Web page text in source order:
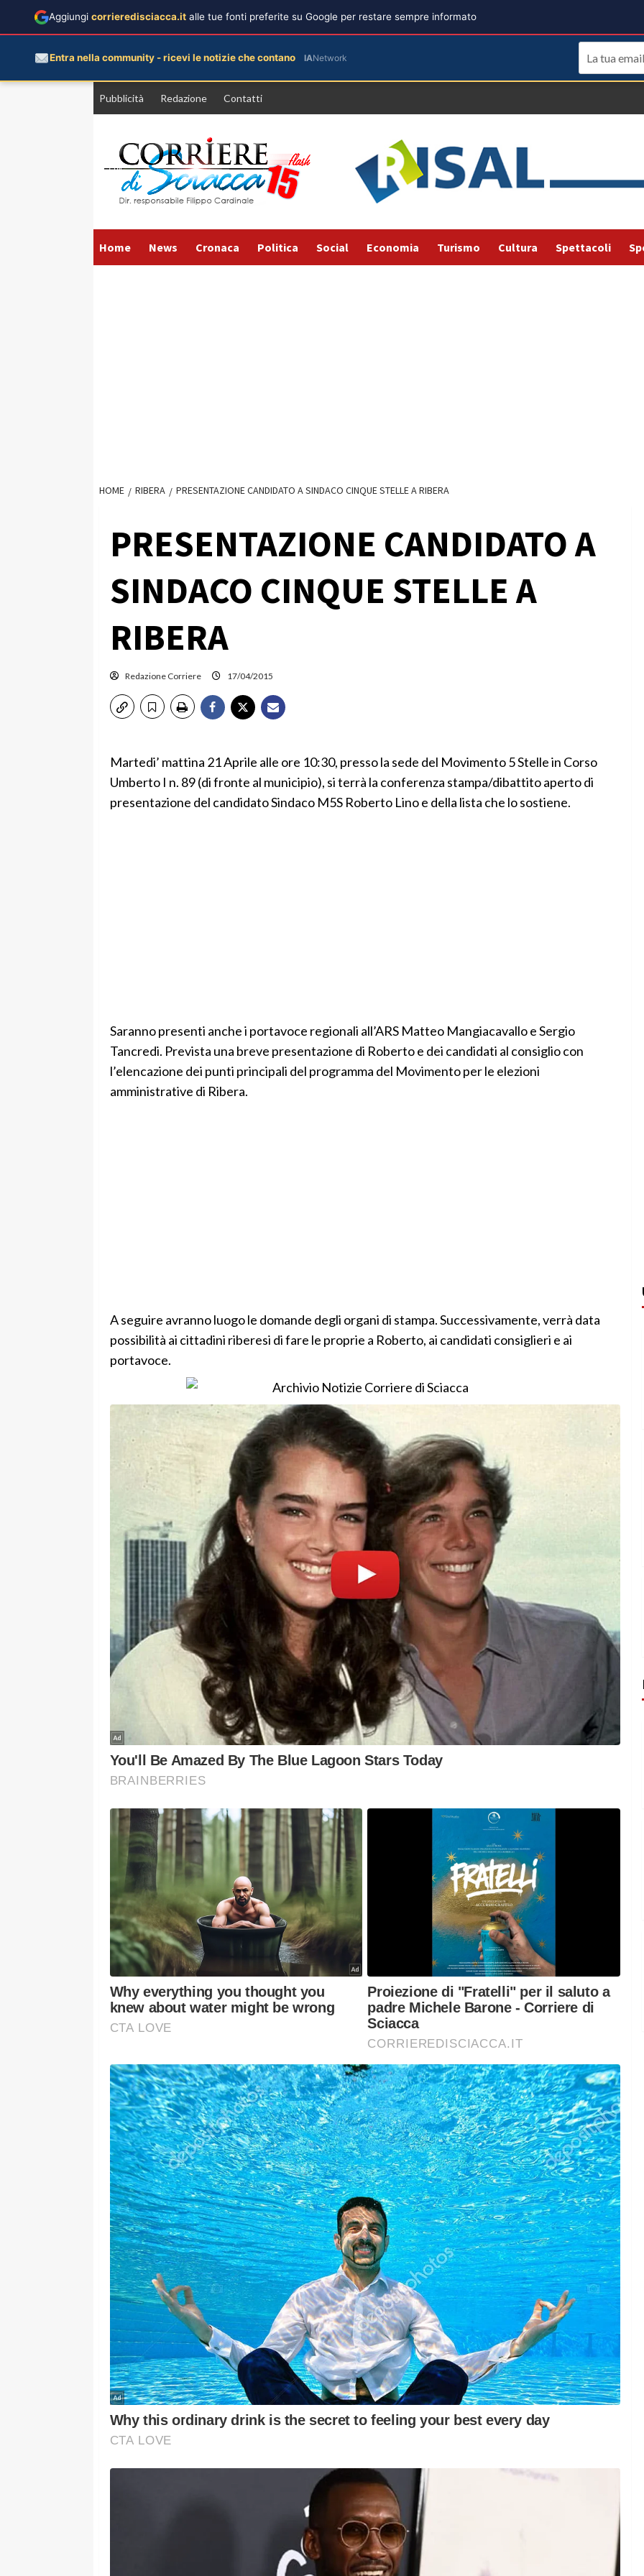
Pubblicità Redazione Contatti
Home News Cronaca Politica Social Economia Turismo Cultura Spettacoli
HOME RIBERA PRESENTAZIONE CANDIDATO A SINDACO CINQUE STELLE A RIBERA
PRESENTAZIONE CANDIDATO A
SINDACO CINQUE STELLE A
RIBERA
Redazione Corriere 17/04/2015
Martedi’ mattina 21 Aprile alle ore 10:30, presso la sede del Movimento 5 Stelle in Corso
Umberto I n. 89 (di fronte al municipio), si terrà la conferenza stampa/dibattito aperto di
presentazione del candidato Sindaco M5S Roberto Lino e della lista che lo sostiene.
Saranno presenti anche i portavoce regionali all’ARS Matteo Mangiacavallo e Sergio
Tancredi. Prevista una breve presentazione di Roberto e dei candidati al consiglio con
l’elencazione dei punti principali del programma del Movimento per le elezioni
amministrative di Ribera.
A seguire avranno luogo le domande degli organi di stampa. Successivamente, verrà data
possibilità ai cittadini riberesi di fare le proprie a Roberto, ai candidati consiglieri e ai
portavoce.
Aggiungi corrieredisciacca.it alle tue fonti preferite su Google per restare sempre informato
Entra nella community - ricevi le notizie che contano IANetwork